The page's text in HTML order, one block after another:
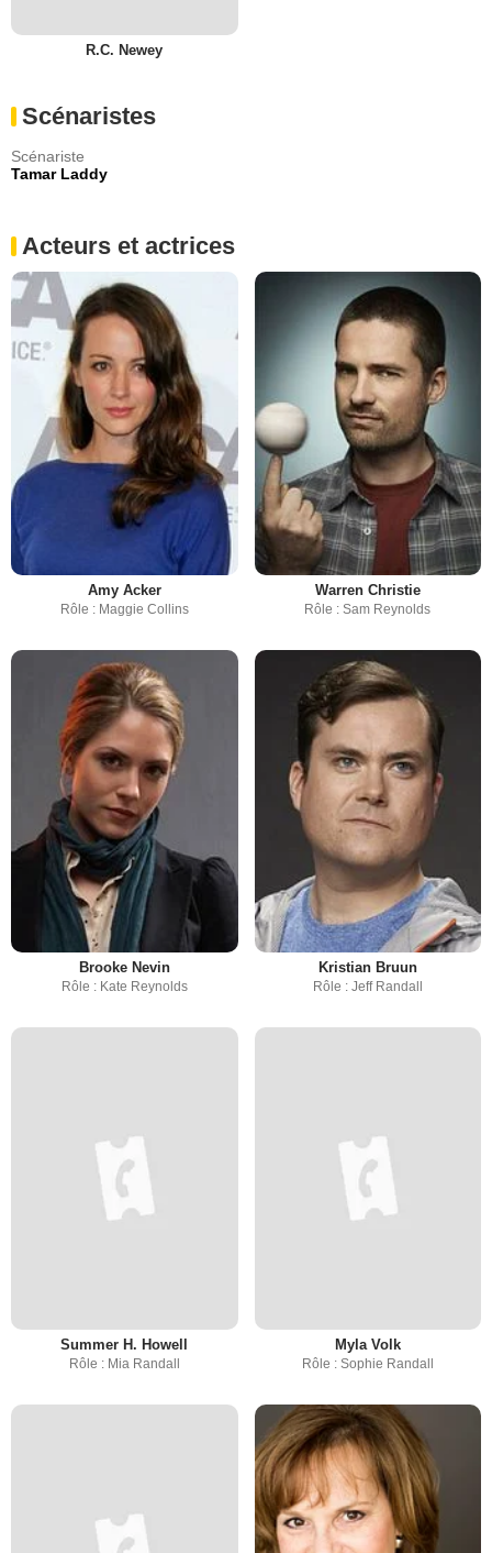
R.C. Newey
Scénaristes
Scénariste
Tamar Laddy
Acteurs et actrices
Amy Acker
Rôle : Maggie Collins
Warren Christie
Rôle : Sam Reynolds
Brooke Nevin
Rôle : Kate Reynolds
Kristian Bruun
Rôle : Jeff Randall
Summer H. Howell
Rôle : Mia Randall
Myla Volk
Rôle : Sophie Randall